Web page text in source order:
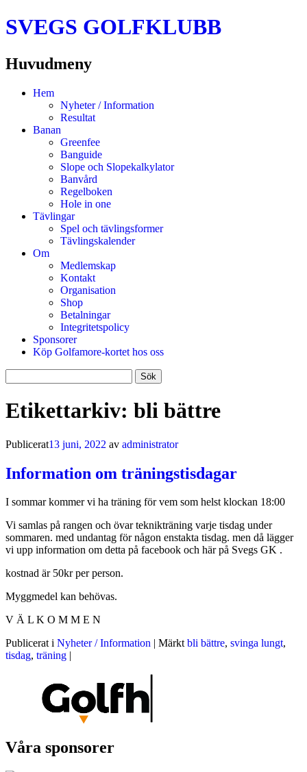
SVEGS GOLFKLUBB
Huvudmeny
HoppaHem
Nyheter / Information
Resultat
Banan
Greenfee
Banguide
Slope och Slopekalkylator
Banvård
Regelboken
Hole in one
Tävlingar
Spel och tävlingsformer
Tävlingskalender
Om
Medlemskap
Kontakt
Organisation
Shop
Betalningar
Integritetspolicy
Sponsorer
Köp Golfamore-kortet hos oss
efter:
Etikettarkiv: bli bättre
Publicerat13 juni, 2022 av administrator
Information om träningstisdagar
I sommar kommer vi ha träning för vem som helst klockan 18:00
Vi samlas på rangen och övar teknikträning varje tisdag under
sommaren. med undantag för någon enstakta tisdag. men då lägger
vi upp information om detta på facebook och här på Svegs GK .
kostnad är 50kr per person.
Myggmedel kan behövas.
V Ä L K O M M E N
Publicerat i Nyheter / Information Märktbli bättre, svinga lungt,
tisdag, träning
Våra sponsorer